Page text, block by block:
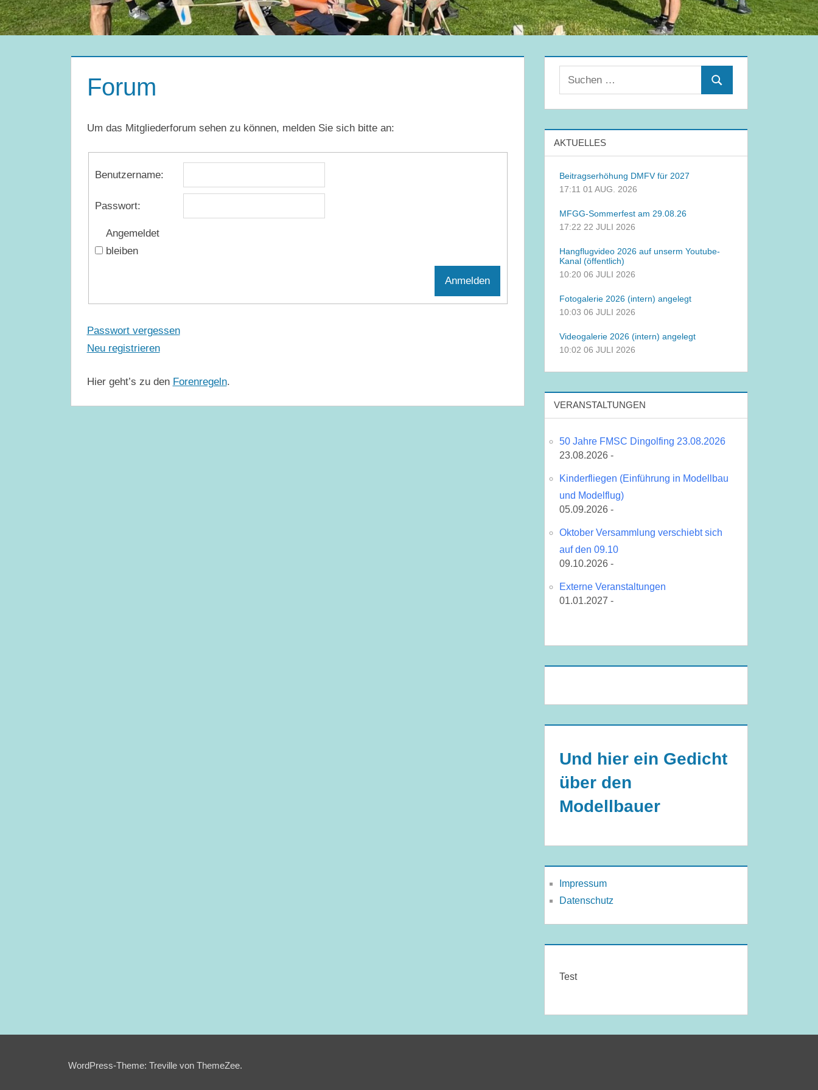
Forum
Um das Mitgliederforum sehen zu können, melden Sie sich bitte an:
Benutzername:
Passwort:
Angemeldet
bleiben
Anmelden
Passwort vergessen
Neu registrieren
Hier geht’s zu den Forenregeln.
Suchen
AKTUELLES
Beitragserhöhung DMFV für 2027
17:11 01 AUG. 2026
MFGG-Sommerfest am 29.08.26
17:22 22 JULI 2026
Hangflugvideo 2026 auf unserm Youtube-
Kanal (öffentlich)
10:20 06 JULI 2026
Fotogalerie 2026 (intern) angelegt
10:03 06 JULI 2026
Videogalerie 2026 (intern) angelegt
10:02 06 JULI 2026
VERANSTALTUNGEN
50 Jahre FMSC Dingolfing 23.08.2026
23.08.2026 -
Kinderfliegen (Einführung in Modellbau
und Modelflug)
05.09.2026 -
Oktober Versammlung verschiebt sich
auf den 09.10
09.10.2026 -
Externe Veranstaltungen
01.01.2027 -
Und hier ein Gedicht
über den
Modellbauer
Impressum
Datenschutz
Test
WordPress-Theme: Treville von ThemeZee.